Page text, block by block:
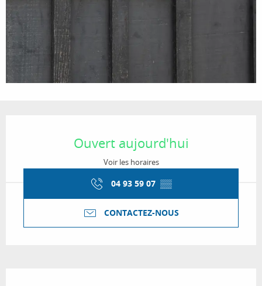
Ouvert aujourd'hui
Voir les horaires
04 93 59 07 ▒▒
CONTACTEZ-NOUS